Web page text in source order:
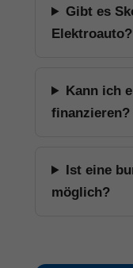
Gibt es
Elektroauto?
Kann ich
finanzieren?
Ist eine
möglich?